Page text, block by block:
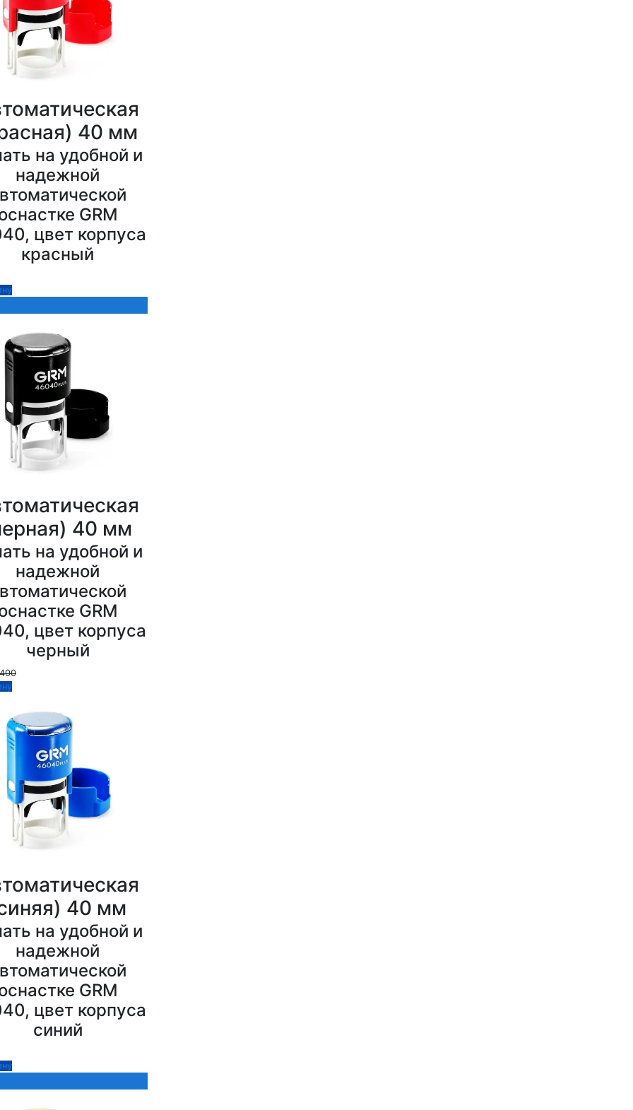
40 мм
на удобной и
надежной
GRM
цвет корпуса
красный
40 мм
на удобной и
надежной
GRM
цвет корпуса
черный
40 мм
на удобной и
надежной
GRM
цвет корпуса
синий